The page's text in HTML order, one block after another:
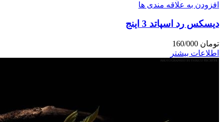
افزودن به علاقه مندی ها
دیسکس رد اسپاتد 3 اینج
تومان
اطلاعات بیشتر